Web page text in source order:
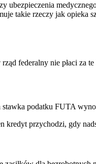
takie rzeczy jak opieka
federalny nie płaci za
stawka podatku FUTA
przychodzi, gdy